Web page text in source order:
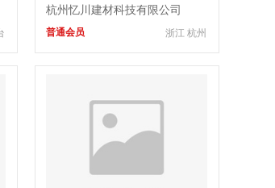
应
杭州忆川建材科技有限公司
浙江 杭州
普通会员